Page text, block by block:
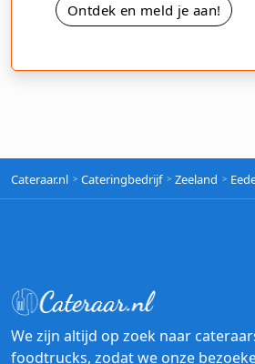
Ontdek en meld je aan!
Cateraar.nl Cateringbedrijf Zeeland
We zijn altijd op zoek naar
foodtrucks, zodat we onze